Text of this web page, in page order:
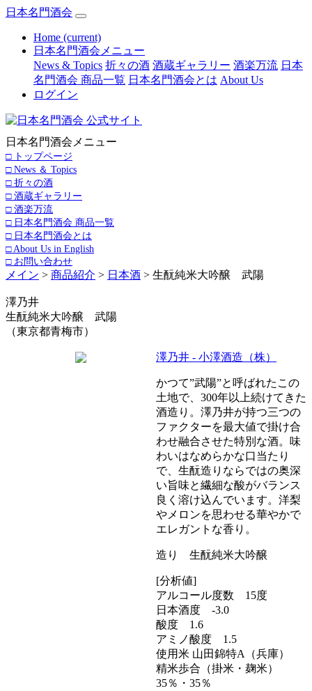
日本名門酒会
Home (current)
日本名門酒会メニュー
News & Topics 折々の酒 酒蔵ギャラリー 酒楽万流 日本
名門酒会 商品一覧 日本名門酒会とは About Us
ログイン
日本名門酒会メニュー
□ トップページ
□ News ＆ Topics
□ 折々の酒
□ 酒蔵ギャラリー
□ 酒楽万流
□ 日本名門酒会 商品一覧
□ 日本名門酒会とは
□ About Us in English
□ お問い合わせ
メイン > 商品紹介 > 日本酒 > 生酛純米大吟醸 武陽
澤乃井
生酛純米大吟醸 武陽
（東京都青梅市）
澤乃井 - 小澤酒造（株）
かつて”武陽”と呼ばれたこの
土地で、300年以上続けてきた
酒造り。澤乃井が持つ三つの
ファクターを最大値で掛け合
わせ融合させた特別な酒。味
わいはなめらかな口当たり
で、生酛造りならではの奥深
い旨味と繊細な酸がバランス
良く溶け込んでいます。洋梨
やメロンを思わせる華やかで
エレガントな香り。
造り 生酛純米大吟醸
[分析値]
アルコール度数 15度
日本酒度 -3.0
酸度 1.6
アミノ酸度 1.5
使用米 山田錦特A（兵庫）
精米歩合（掛米・麹米）
35％・35％